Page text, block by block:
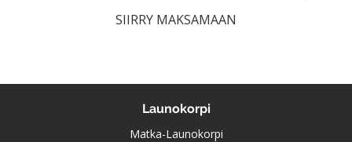
SIIRRY MAKSAMAAN
Launokorpi
Matka-Launokorpi